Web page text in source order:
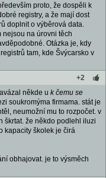
proto, že dospěli k
registry, a že mají dost
doplnit o výběrová data.
nejsou na úrovni těch
Otázka je, kdy
tam, kde Švýcarsko v
+2
někde u k čemu se
soukromýma firmama. stát je
neumožní mu to rozpočet. v
škrtat. že někdo podlehl iluzi
kapacity školek je čirá
obhajovat. je to výsměch